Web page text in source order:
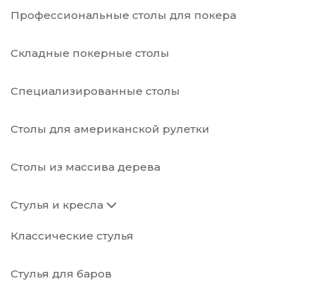
Профессиональные столы для покера
Складные покерные столы
Специализированные столы
Столы для американской рулетки
Столы из массива дерева
Стулья и кресла
Классические стулья
Стулья для баров